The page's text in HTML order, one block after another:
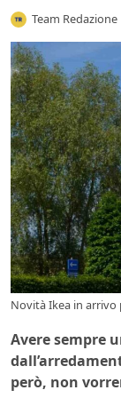
Team Redazione
Novità Ikea in arrivo
Avere sempre
però, non